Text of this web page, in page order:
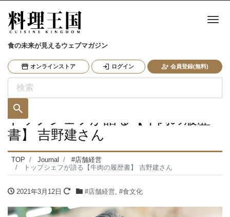
食の未来が見えるウェブマガジン
オンラインストア ログイン 会員登録(無料)
ナ
トップシェフが語る【牛肉の履歴
書】 吉野建さん
TOP Journal
#店舗経営
トップシェフが語る【牛肉の履歴書】 吉野建さん
2021年3月12日 #店舗経営, #食文化